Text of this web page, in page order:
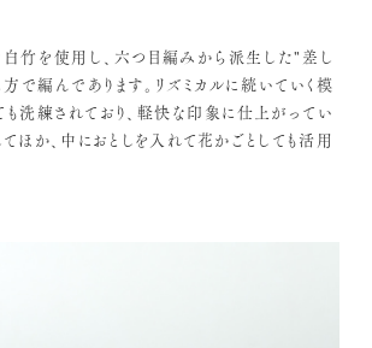
竹を使用し、六つ目編みから派生した"差し
で編んであります。リズミカルに続いていく模
も洗練されており、軽快な印象に仕上がってい
ほか、中におとしを入れて花かごとしても活用